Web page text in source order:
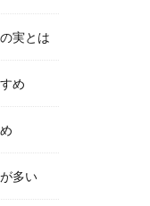
実とは
め
多い